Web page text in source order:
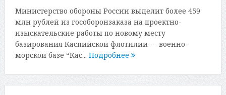
Министерство обороны России выделит более 459
млн рублей из гособоронзаказа на проектно-
изыскательские работы по новому месту
базирования Каспийской флотилии — военно-
морской базе “Кас... Подробнее